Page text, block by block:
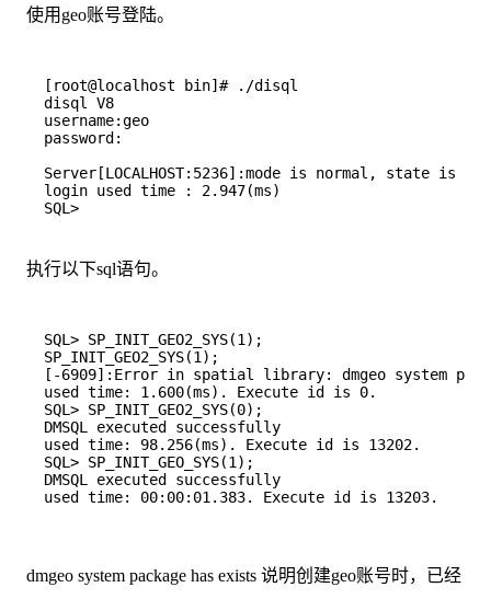
使用geo账号登陆。
[root@localhost bin]# ./disql
disql V8
username:geo
password:
Server[LOCALHOST:5236]:mode is normal, state is
login used time : 2.947(ms)
执行以下sql语句。
SQL> SP_INIT_GEO2_SYS(1);
SP_INIT_GEO2_SYS(1);
[-6909]:Error in spatial library: dmgeo system
used time: 1.600(ms). Execute id is 0.
SQL> SP_INIT_GEO2_SYS(0);
DMSQL executed successfully
used time: 98.256(ms). Execute id is 13202.
SQL> SP_INIT_GEO_SYS(1);
DMSQL executed successfully
used time: 00:00:01.383. Execute id is 13203.
dmgeo system package has exists 说明创建geo账号时，已经